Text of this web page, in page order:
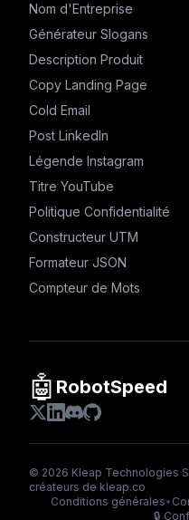
Nom d'Entreprise
Générateur Slogans
Description Produit
Copy Landing Page
Cold Email
Post LinkedIn
Légende Instagram
Titre YouTube
Politique Confidentialité
Constructeur UTM
Formateur JSON
Compteur de Mots
🤖 RobotSpeed
© 2026 Kleap Technologies
créateurs de kleap.co
Conditions générales•
🔒